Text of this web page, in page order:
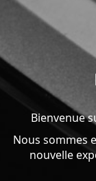
Bienvenue
Nous sommes
nouvelle